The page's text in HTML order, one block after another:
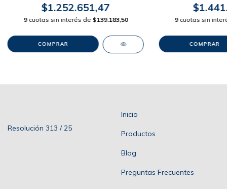
$1.252.651,47
9 cuotas sin interés de $139.183,50 9 cuotas sin
Resolución 313 / 25
Inicio
Productos
Blog
Preguntas Frecuentes